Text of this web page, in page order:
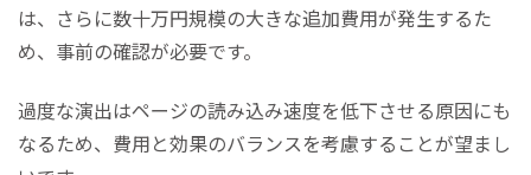
は、さらに数十万円規模の大きな追加費用が発生するた
め、事前の確認が必要です。
過度な演出はページの読み込み速度を低下させる原因にも
なるため、費用と効果のバランスを考慮することが望まし